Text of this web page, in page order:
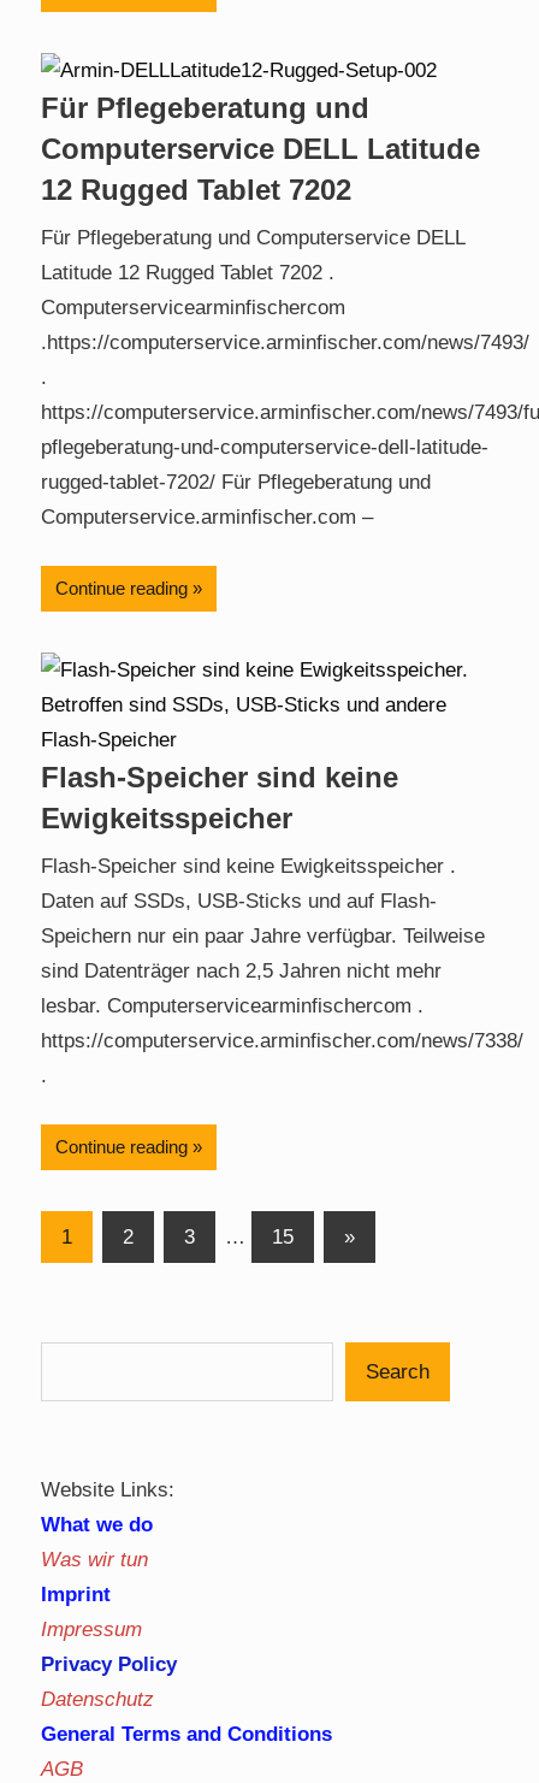
Für Pflegeberatung und
Computerservice DELL Latitude
12 Rugged Tablet 7202
Für Pflegeberatung und Computerservice DELL
Latitude 12 Rugged Tablet 7202 .
Computerservicearminfischercom
.https://computerservice.arminfischer.com/news/7493/
.
https://computerservice.arminfischer.com/news/7493/
pflegeberatung-und-computerservice-dell-latitude-
rugged-tablet-7202/ Für Pflegeberatung und
Computerservice.arminfischer.com –
Continue reading
Flash-Speicher sind keine
Ewigkeitsspeicher
Flash-Speicher sind keine Ewigkeitsspeicher .
Daten auf SSDs, USB-Sticks und auf Flash-
Speichern nur ein paar Jahre verfügbar. Teilweise
sind Datenträger nach 2,5 Jahren nicht mehr
lesbar. Computerservicearminfischercom .
https://computerservice.arminfischer.com/news/7338/
.
Continue reading
Posts
1 2 3 … 15
Next
Posts
»
Search
Website Links:
What we do
Was wir tun
Imprint
Impressum
Privacy Policy
Datenschutz
General Terms and Conditions
AGB